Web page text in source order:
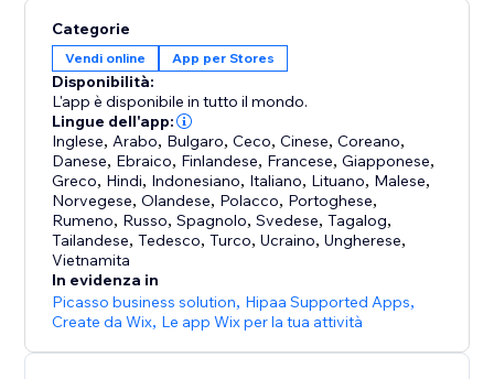
- Inizia a vendere con il dropshipping: vendi prodotti
da fornitori che si occupano dell'inventario e
dell'evasione degli ordini per te
- Vendi ovunque: converti i prezzi in qualsiasi valuta,
utilizza fornitori di servizi di spedizione globali con
tariffe specifiche per area geografica e calcola
automaticamente le imposte
- Cresci con la vendita multicanale: vendi sul tuo
negozio online, di persona o su canali come eBay e
Amazon, gestendo l'inventario da un'unica posizione
Categorie
Vendi online App per Stores
Disponibilità:
L'app è disponibile in tutto il mondo.
Lingue dell'app:
Inglese, Arabo, Bulgaro,Ceco,Cinese,Coreano,
Danese, Ebraico, Finlandese, Francese,Giapponese,
Greco, Hindi, Indonesiano, Italiano, Lituano, Malese,
Norvegese,Olandese, Polacco, Portoghese,
Rumeno, Russo,Spagnolo,Svedese,Tagalog,
Tailandese,Tedesco,Turco,Ucraino,Ungherese,
Vietnamita
In evidenza in
Picasso business solution, Hipaa Supported Apps,
Create da Wix, Le app Wix per la tua attività